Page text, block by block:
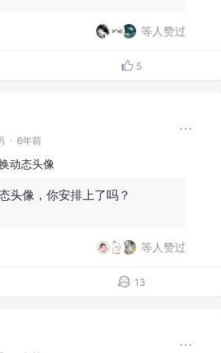
等人赞过
5
· 6年前
动态头像
头像，你安排上了吗？
等人赞过
13